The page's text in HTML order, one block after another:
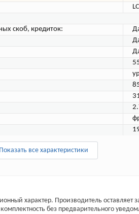
скоб, кредиток:
Показать все характеристики
характер. Производитель оставляет
без предварительного